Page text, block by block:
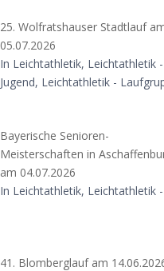
25. Wolfratshauser Stadtlauf
05.07.2026
In Leichtathletik, Leichtathletik -
Jugend, Leichtathletik -
Bayerische Senioren-
Meisterschaften in
am 04.07.2026
In Leichtathletik, Leichtathletik -
41. Blomberglauf am